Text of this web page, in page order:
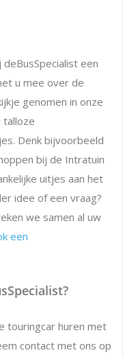
een
u mee over de
genomen in onze
talloze
Denk bijvoorbeeld
bij de Intratuin
uitjes aan het
idee of een vraag?
we samen al uw
een
touringcar huren met
contact met ons op